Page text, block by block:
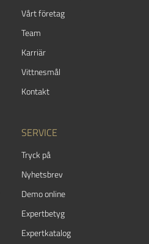
Vårt företag
Team
Karriär
Vittnesmål
Kontakt
SERVICE
Tryck på
Nyhetsbrev
Demo online
Expertbetyg
Expertkatalog